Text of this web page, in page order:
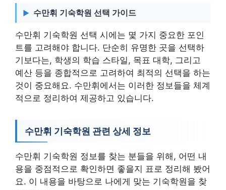
수만휘 기숙학원 선택 가이드
수만휘 기숙학원 선택 시에는 몇 가지 중요한 포인
트를 고려해야 합니다. 단순히 유명한 곳을 선택하
기보다는, 학생의 학습 스타일, 목표 대학, 그리고
예산 등을 종합적으로 고려하여 최적의 선택을 하는
것이 중요해요. 수만휘에서는 이러한 정보들을 체계
적으로 정리하여 제공하고 있습니다.
수만휘 기숙학원 관련 상세 정보
수만휘 기숙학원 정보를 찾는 분들을 위해, 어떤 내
용을 중점적으로 확인하면 좋을지 표로 정리해 봤어
요. 이 내용을 바탕으로 나에게 맞는 기숙학원을 찾